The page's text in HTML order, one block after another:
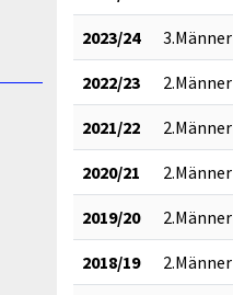
2023/24 3.Männer
2022/23 2.Männer
2021/22 2.Männer
2020/21 2.Männer
2019/20 2.Männer
2018/19 2.Männer